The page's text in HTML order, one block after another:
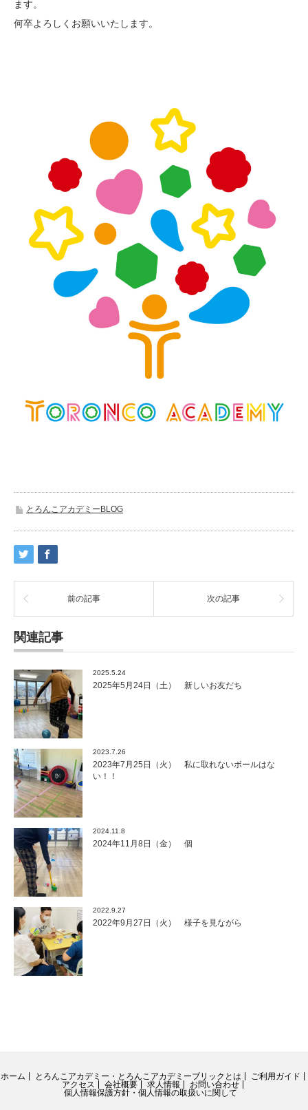
ます。
何卒よろしくお願いいたします。
とろんこアカデミーBLOG
前の記事 次の記事
関連記事
2025.5.24
2025年5月24日（土） 新しいお友だち
2023.7.26
2023年7月25日（火） 私に取れないボールはな
い！！
2024.11.8
2024年11月8日（金） 個
2022.9.27
2022年9月27日（火） 様子を見ながら
ホーム とろんこアカデミー・とろんこアカデミーブリックとは
ご利用ガイド
アクセス
会社概要 求人情報
お問い合わせ
個人情報保護方針・個人情報の取扱いに関して